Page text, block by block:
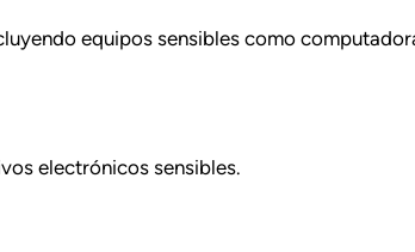
equipos sensibles como
electrónicos sensibles.